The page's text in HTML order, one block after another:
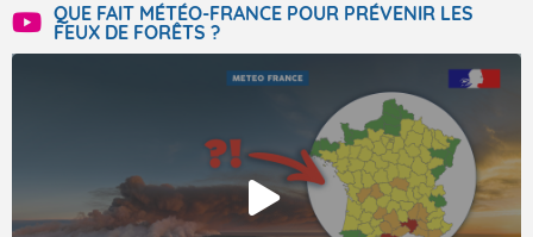
QUE FAIT MÉTÉO-FRANCE POUR PRÉVENIR LES
FEUX DE FORÊTS ?